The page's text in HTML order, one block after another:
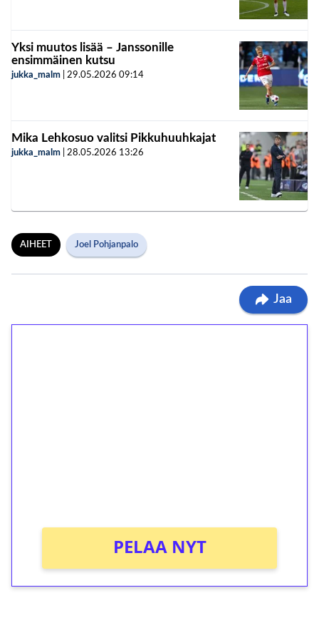
Yksi muutos lisää – Janssonille
ensimmäinen kutsu
jukka_malm 29.05.2026 09:14
Mika Lehkosuo valitsi Pikkuhuuhkajat
jukka_malm 28.05.2026 13:26
AIHEET Joel Pohjanpalo
Jaa
PELAA NYT